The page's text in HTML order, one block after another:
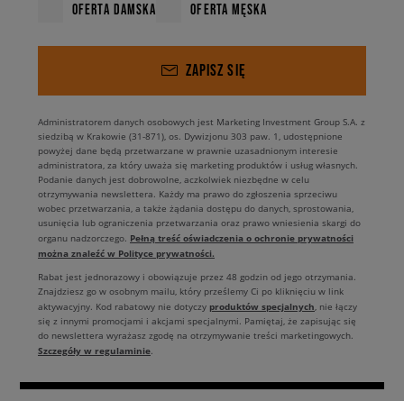
OFERTA DAMSKA OFERTA MĘSKA
ZAPISZ SIĘ
Administratorem danych osobowych jest Marketing Investment Group S.A. z
siedzibą w Krakowie (31-871), os. Dywizjonu 303 paw. 1, udostępnione
powyżej dane będą przetwarzane w prawnie uzasadnionym interesie
administratora, za który uważa się marketing produktów i usług własnych.
Podanie danych jest dobrowolne, aczkolwiek niezbędne w celu
otrzymywania newslettera. Każdy ma prawo do zgłoszenia sprzeciwu
wobec przetwarzania, a także żądania dostępu do danych, sprostowania,
usunięcia lub ograniczenia przetwarzania oraz prawo wniesienia skargi do
organu nadzorczego. Pełną treść oświadczenia o ochronie prywatności
można znaleźć w Polityce prywatności.
Rabat jest jednorazowy i obowiązuje przez 48 godzin od jego otrzymania.
Znajdziesz go w osobnym mailu, który prześlemy Ci po kliknięciu w link
aktywacyjny. Kod rabatowy nie dotyczy produktów specjalnych , nie łączy
się z innymi promocjami i akcjami specjalnymi. Pamiętaj, że zapisując się
do newslettera wyrażasz zgodę na otrzymywanie treści marketingowych.
Szczegóły w regulaminie